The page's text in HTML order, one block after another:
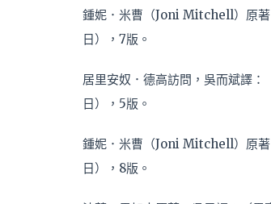
鍾妮．米曹（Joni Mitchell）原著
日），7版。
居里安奴．德高訪問，吳而斌譯
日），5版。
鍾妮．米曹（Joni Mitchell）原著
日），8版。